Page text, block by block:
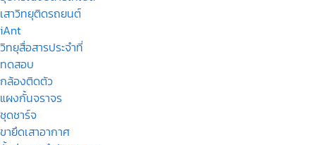
เสาวิทยุติดรถยนต์
iAnt
วิทยุสื่อสารประจำที่
ทดสอบ
กล้องติดตัว
แผงกั้นจราจร
ชุดชาร์จ
ขายึดเสาอากาศ